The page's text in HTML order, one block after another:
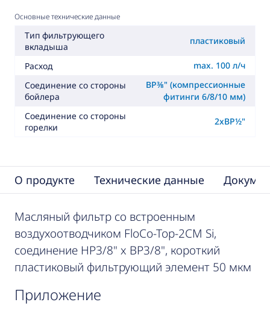
Основные технические данные
Тип фильтрующего
вкладыша
пластиковый
Расход
max. 100 л/ч
Соединение со стороны
бойлера
ВР⅜" (компрессионные
фитинги 6/8/10 мм)
Соединение со стороны
горелки
2xВР½"
О продукте Технические данные
Масляный фильтр со встроенным
воздухоотводчиком FloCo-Top-2CM Si,
соединение НР3/8" x ВР3/8", короткий
пластиковый фильтрующий элемент 50 мкм
приложение